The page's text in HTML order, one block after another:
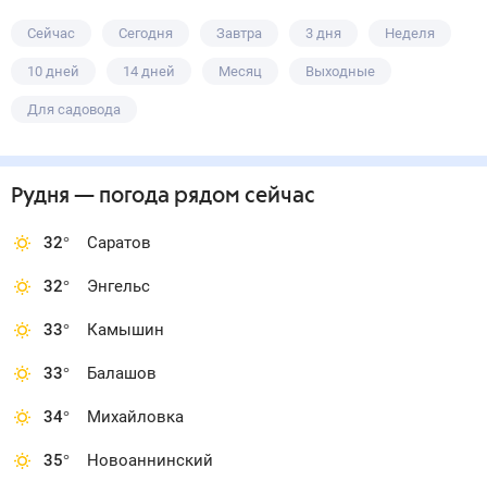
Сейчас Сегодня Завтра 3 дня Неделя
10 дней 14 дней Месяц Выходные
Для садовода
Рудня — погода рядом сейчас
32° Саратов
32° Энгельс
33° Камышин
33° Балашов
34° Михайловка
35° Новоаннинский